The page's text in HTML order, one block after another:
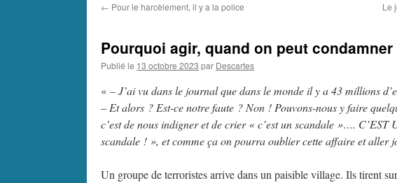
contenu
← Pour le harcèlement, il y a la police
Le
Pourquoi agir, quand on peut condamner
Publié le 13 octobre 2023 par Descartes
« – J’ai vu dans le journal que dans le monde il y a 43 millions
– Et alors ? Est-ce notre faute ? Non ! Pouvons-nous y faire
c’est de nous indigner et de crier « c’est un scandale »….
scandale ! », et comme ça on pourra oublier cette affaire et aller
Un groupe de terroristes arrive dans un paisible village. Ils tirent